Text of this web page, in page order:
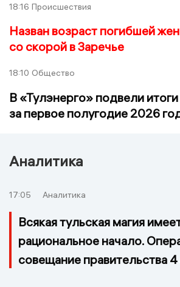
18:16 Происшествия
Назван возраст погибшей
со скорой в Заречье
18:10 Общество
В «Тулэнерго» подвели
за первое полугодие 2026
Аналитика
17:05 Аналитика
Всякая тульская магия
рациональное начало.
совещание правительства 4